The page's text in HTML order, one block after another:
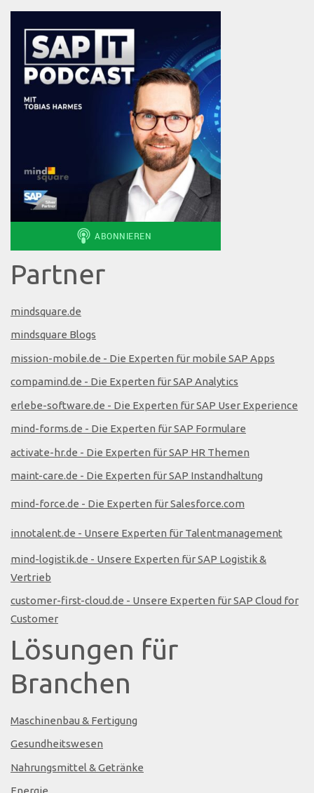
Partner
mindsquare.de
mindsquare Blogs
mission-mobile.de - Die Experten für mobile SAP Apps
compamind.de - Die Experten für SAP Analytics
erlebe-software.de - Die Experten für SAP User Experience
mind-forms.de - Die Experten für SAP Formulare
activate-hr.de - Die Experten für SAP HR Themen
maint-care.de - Die Experten für SAP Instandhaltung
mind-force.de - Die Experten für Salesforce.com
innotalent.de - Unsere Experten für Talentmanagement
mind-logistik.de - Unsere Experten für SAP Logistik &
Vertrieb
customer-first-cloud.de - Unsere Experten für SAP Cloud for
Customer
Lösungen für
Branchen
Maschinenbau & Fertigung
Gesundheitswesen
Nahrungsmittel & Getränke
Energie